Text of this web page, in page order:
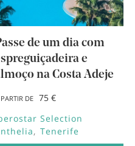
Dominicana
Espanha
Mexico
Dominicana
Dominicana
de um dia com
e
na Costa Adeje
DE
75 €
Selection
Tenerife